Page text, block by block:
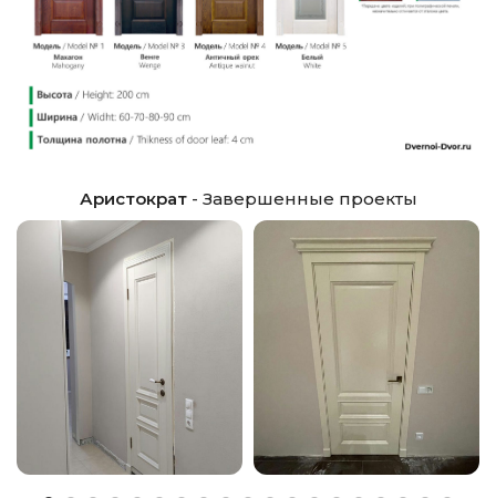
Аристократ- Завершенные проекты